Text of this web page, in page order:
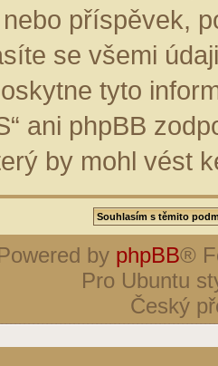
příspěvek,
se všemi
tyto
ani phpBB
by mohl vést
by phpBB®
Pro Ubuntu
Český